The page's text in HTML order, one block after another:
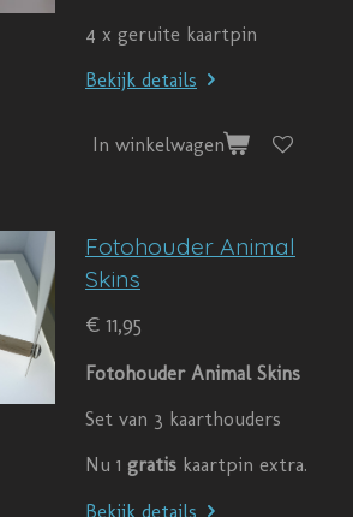
4 x geruite kaartpin
Bekijk details
In winkelwagen
Fotohouder Animal
Skins
€ 11,95
Fotohouder Animal Skins
Set van 3 kaarthouders
Nu 1 gratis kaartpin extra.
Bekijk details